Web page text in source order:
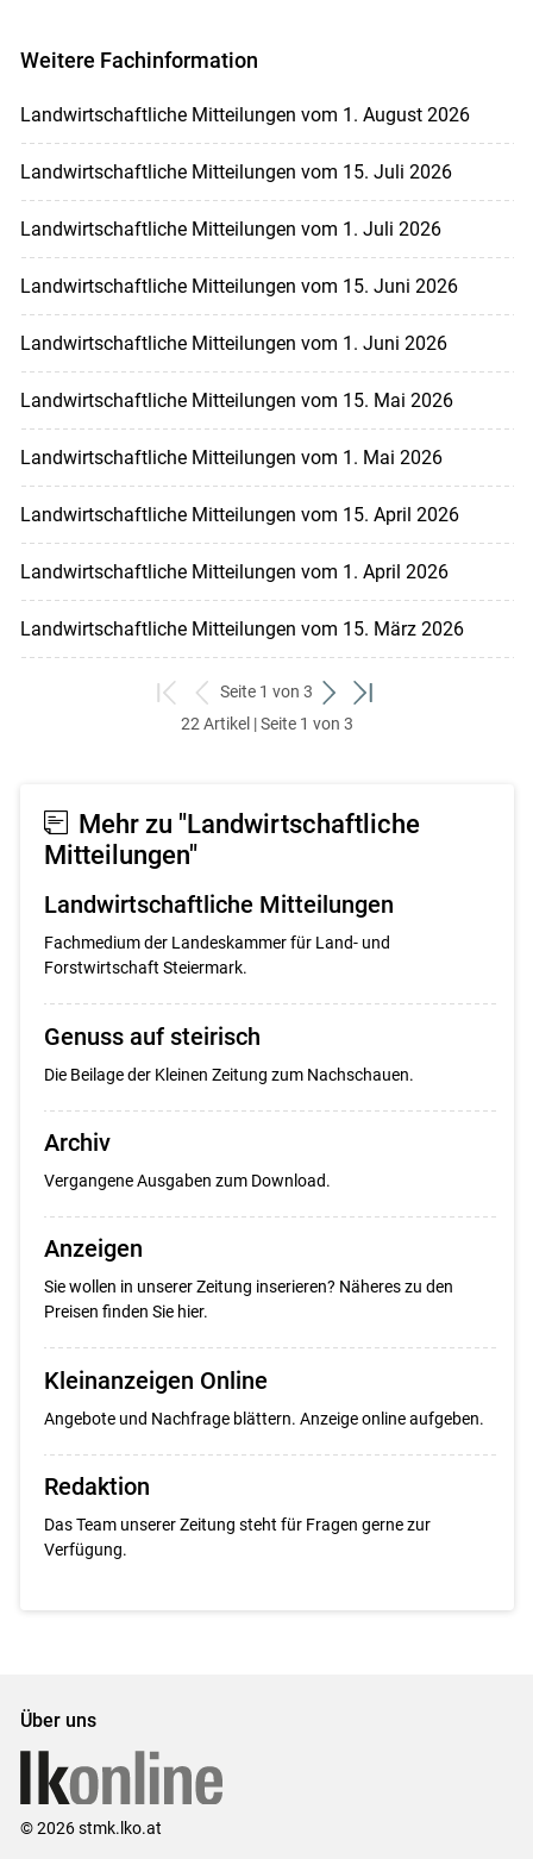
Weitere Fachinformation
Landwirtschaftliche Mitteilungen vom 1. August 2026
Landwirtschaftliche Mitteilungen vom 15. Juli 2026
Landwirtschaftliche Mitteilungen vom 1. Juli 2026
Landwirtschaftliche Mitteilungen vom 15. Juni 2026
Landwirtschaftliche Mitteilungen vom 1. Juni 2026
Landwirtschaftliche Mitteilungen vom 15. Mai 2026
Landwirtschaftliche Mitteilungen vom 1. Mai 2026
Landwirtschaftliche Mitteilungen vom 15. April 2026
Landwirtschaftliche Mitteilungen vom 1. April 2026
Landwirtschaftliche Mitteilungen vom 15. März 2026
zum
ersten
zurück
zum
Seite 1 von 3
weiter
zum
zum
22 Artikel | Seite 1 von 3
Mehr zu "Landwirtschaftliche
Mitteilungen"
Landwirtschaftliche Mitteilungen
Fachmedium der Landeskammer für Land- und
Forstwirtschaft Steiermark.
Genuss auf steirisch
Die Beilage der Kleinen Zeitung zum Nachschauen.
Archiv
Vergangene Ausgaben zum Download.
Anzeigen
Sie wollen in unserer Zeitung inserieren? Näheres zu den
Preisen finden Sie hier.
Kleinanzeigen Online
Angebote und Nachfrage blättern. Anzeige online aufgeben.
Redaktion
Das Team unserer Zeitung steht für Fragen gerne zur
Verfügung.
Über uns
© 2026 stmk.lko.at